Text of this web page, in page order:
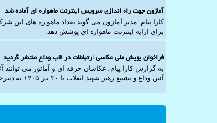
آمازون جهت راه اندازی سرویس اینترنت ماهواره ای آماده شد
کارا پیام: مدیر آمازون می گوید تعداد ماهواره های
برای ارایه اینترنت ماهواره ای پوشش دهد.
فراخوان پویش ملی عکاسی ارتباطات در قاب وداع منتشر گردید
به گزارش کارا پیام، عکاسان حرفه ای و آماتور می
آئین وداع و تشییع رهبر شهید انقلاب تا ۳۰ تیر ۱۴۰۵ به دبیرخانه پویش ارتباطات در قاب وداع ارسال نمایند.